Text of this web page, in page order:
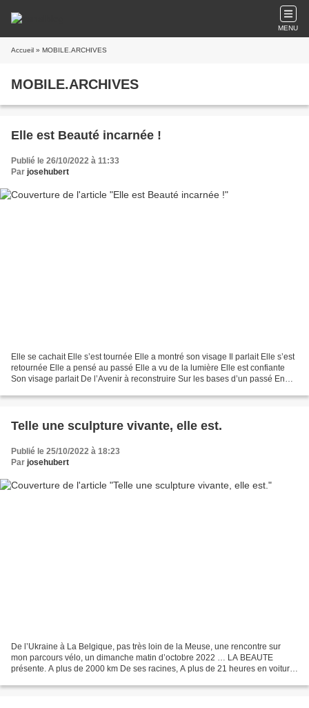
MENU
Accueil » MOBILE.ARCHIVES
MOBILE.ARCHIVES
Elle est Beauté incarnée !
Publié le 26/10/2022 à 11:33
Par josehubert
Elle se cachait Elle s’est tournée Elle a montré son visage Il parlait Elle s’est
retournée Elle a pensé au passé Elle a vu de la lumière Elle est confiante
Son visage parlait De l’Avenir à reconstruire Sur les bases d’un passé En
Telle une sculpture vivante, elle est.
Publié le 25/10/2022 à 18:23
Par josehubert
De l’Ukraine à La Belgique, pas très loin de la Meuse, une rencontre sur
mon parcours vélo, un dimanche matin d’octobre 2022 … LA BEAUTE
présente. A plus de 2000 km De ses racines, A plus de 21 heures en voiture